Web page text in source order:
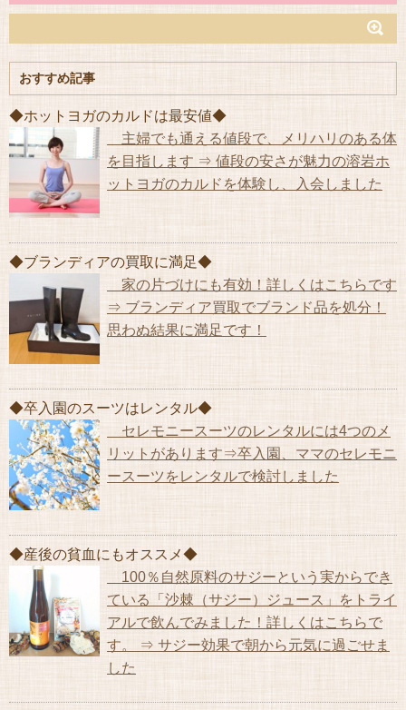
おすすめ記事
◆ホットヨガのカルドは最安値◆
主婦でも通える値段で、メリハリのある体
を目指します ⇒ 値段の安さが魅力の溶岩ホ
ットヨガのカルドを体験し、入会しました
◆ブランディアの買取に満足◆
家の片づけにも有効！詳しくはこちらです
⇒ ブランディア買取でブランド品を処分！
思わぬ結果に満足です！
◆卒入園のスーツはレンタル◆
セレモニースーツのレンタルには4つのメ
リットがあります⇒卒入園、ママのセレモニ
ースーツをレンタルで検討しました
◆産後の貧血にもオススメ◆
100％自然原料のサジーという実からでき
ている「沙棘（サジー）ジュース」をトライ
アルで飲んでみました！詳しくはこちらで
す。 ⇒ サジー効果で朝から元気に過ごせま
した